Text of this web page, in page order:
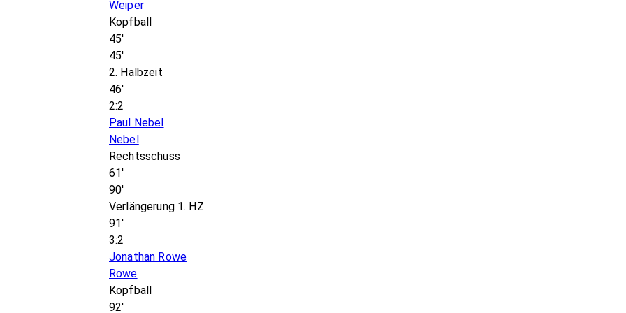
Weiper
Kopfball
45'
45'
2. Halbzeit
46'
2:2
Paul Nebel
Nebel
Rechtsschuss
61'
90'
Verlängerung 1. HZ
91'
3:2
Jonathan Rowe
Rowe
Kopfball
92'